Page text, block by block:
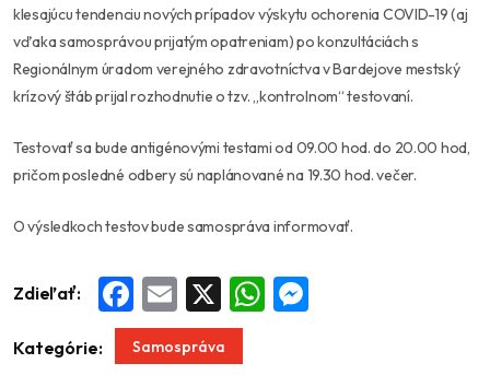
klesajúcu tendenciu nových prípadov výskytu ochorenia COVID-19 (aj
vďaka samosprávou prijatým opatreniam) po konzultáciách s
Regionálnym úradom verejného zdravotníctva v Bardejove mestský
krízový štáb prijal rozhodnutie o tzv. „kontrolnom“ testovaní.
Testovať sa bude antigénovými testami od 09.00 hod. do 20.00 hod,
pričom posledné odbery sú naplánované na 19.30 hod. večer.
O výsledkoch testov bude samospráva informovať.
Zdieľať: Facebook
Email WhatsApp
Kategórie: Samospráva